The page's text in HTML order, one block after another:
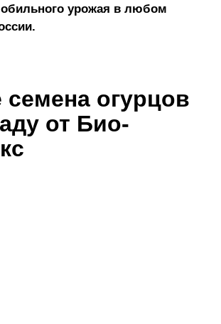
обильного урожая в любом
огурцов
от Био-